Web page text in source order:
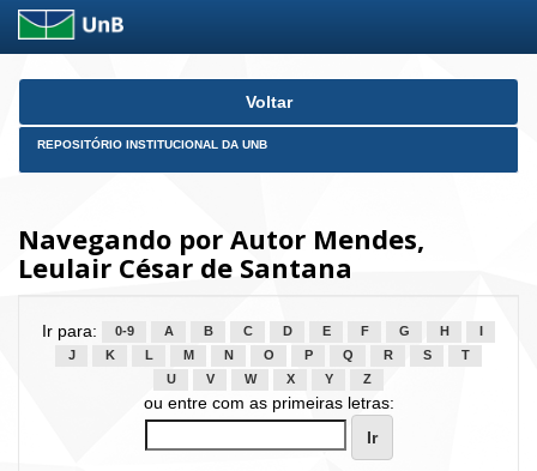
Skip
Voltar
REPOSITÓRIO INSTITUCIONAL DA UNB
Navegando por Autor Mendes,
Leulair César de Santana
Ir para: 0-9 A B C D E F G H
J
K L M N O P Q R S
T
U
V W X Y Z
ou entre com as primeiras letras: